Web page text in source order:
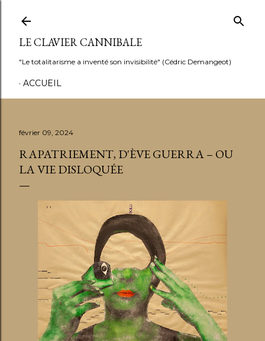
LE CLAVIER CANNIBALE
"Le totalitarisme a inventé son invisibilité" (Cédric Demangeot)
ACCUEIL
février 09, 2024
RAPATRIEMENT, D'ÈVE GUERRA – OU
LA VIE DISLOQUÉE